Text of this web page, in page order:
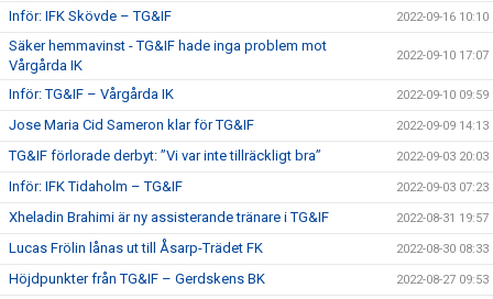
Inför: IFK Skövde – TG&IF 2022-09-16 10:10
Säker hemmavinst - TG&IF hade inga problem mot
Vårgårda IK
2022-09-10 17:07
Inför: TG&IF – Vårgårda IK 2022-09-10 09:59
Jose Maria Cid Sameron klar för TG&IF 2022-09-09 14:13
TG&IF förlorade derbyt: ”Vi var inte tillräckligt bra” 2022-09-03 20:03
Inför: IFK Tidaholm – TG&IF 2022-09-03 07:23
Xheladin Brahimi är ny assisterande tränare i TG&IF 2022-08-31 19:57
Lucas Frölin lånas ut till Åsarp-Trädet FK 2022-08-30 08:33
Höjdpunkter från TG&IF – Gerdskens BK 2022-08-27 09:53